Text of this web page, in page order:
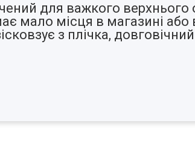
для важкого верхнього
мало місця в магазині
з плічка,